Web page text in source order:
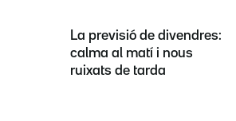
La previsió de divendres:
calma al matí i nous
ruixats de tarda